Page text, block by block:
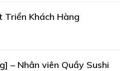
Triển Khách Hàng
– Nhân viên Quầy Sushi